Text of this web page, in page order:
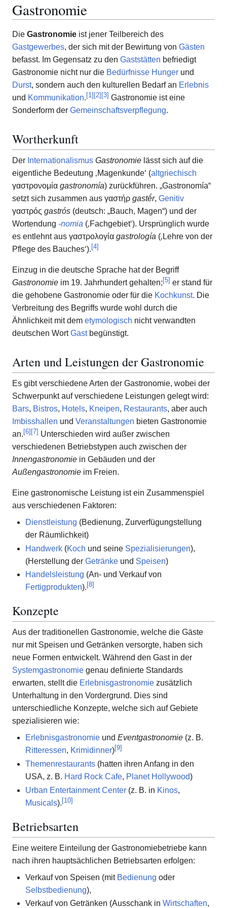
Gastronomie
Die Gastronomie ist jener Teilbereich des
Gastgewerbes, der sich mit der Bewirtung von Gästen
befasst. Im Gegensatz zu den Gaststätten befriedigt
Gastronomie nicht nur die Bedürfnisse Hunger und
Durst, sondern auch den kulturellen Bedarf an Erlebnis
und Kommunikation.[1][2][3] Gastronomie ist eine
Sonderform der Gemeinschaftsverpflegung.
Wortherkunft
Der Internationalismus Gastronomie lässt sich auf die
eigentliche Bedeutung ‚Magenkunde‘ (altgriechisch
γαστρονομία gastronomía) zurückführen. „Gastronomía“
setzt sich zusammen aus γαστήρ gastḗr, Genitiv
γαστρός gastrós (deutsch: „Bauch, Magen“) und der
Wortendung -nomia (‚Fachgebiet‘). Ursprünglich wurde
es entlehnt aus γαστρολογία gastrología (‚Lehre von der
Pflege des Bauches‘). [4]
Einzug in die deutsche Sprache hat der Begriff
Gastronomie im 19. Jahrhundert gehalten; [5] er stand für
die gehobene Gastronomie oder für die Kochkunst. Die
Verbreitung des Begriffs wurde wohl durch die
Ähnlichkeit mit dem etymologisch nicht verwandten
deutschen WortGastbegünstigt.
Arten und Leistungen der Gastronomie
Es gibt verschiedene Arten der Gastronomie, wobei der
Schwerpunkt auf verschiedene Leistungen gelegt wird:
Bars, Bistros, Hotels, Kneipen, Restaurants, aber auch
Imbisshallen und Veranstaltungen bieten Gastronomie
an. [6] [7] Unterschieden wird außer zwischen
verschiedenen Betriebstypen auch zwischen der
Innengastronomie in Gebäuden und der
Außengastronomie im Freien.
Eine gastronomische Leistung ist ein Zusammenspiel
aus verschiedenen Faktoren:
Dienstleistung (Bedienung, Zurverfügungstellung
der Räumlichkeit)
Handwerk(Koch und seine Spezialisierungen),
(Herstellung der Getränkeund Speisen)
Handelsleistung (An- und Verkauf von
Fertigprodukten). [8]
Konzepte
Aus der traditionellen Gastronomie, welche die Gäste
nur mit Speisen und Getränken versorgte, haben sich
neue Formen entwickelt. Während den Gast in der
Systemgastronomie genau definierte Standards
erwarten, stellt die Erlebnisgastronomie zusätzlich
Unterhaltung in den Vordergrund. Dies sind
unterschiedliche Konzepte, welche sich auf Gebiete
spezialisieren wie:
Erlebnisgastronomieund Eventgastronomie(z. B.
Ritteressen, Krimidinner)[9]
Themenrestaurants(hatten ihren Anfang in den
USA, z. B. Hard Rock Cafe, Planet Hollywood)
Urban Entertainment Center(z. B. in Kinos,
Musicals).[10]
Betriebsarten
Eine weitere Einteilung der Gastronomiebetriebe kann
nach ihren hauptsächlichen Betriebsarten erfolgen:
Verkauf von Speisen (mit Bedienung oder
Selbstbedienung),
Verkauf von Getränken (Ausschank in Wirtschaften,